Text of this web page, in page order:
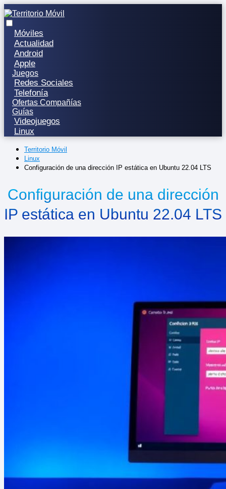
Móviles
Actualidad
Android
Apple
Juegos
Redes Sociales
Telefonía
Ofertas Compañías
Guías
Videojuegos
Linux
Territorio Móvil
Linux
Configuración de una dirección IP estática en Ubuntu 22.04 LTS
Configuración de una dirección
IP estática en Ubuntu 22.04 LTS